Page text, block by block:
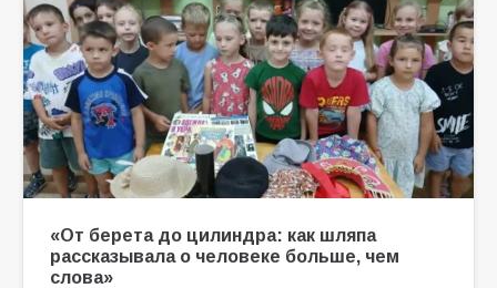
«От берета до цилиндра: как шляпа
рассказывала о человеке больше, чем
слова»